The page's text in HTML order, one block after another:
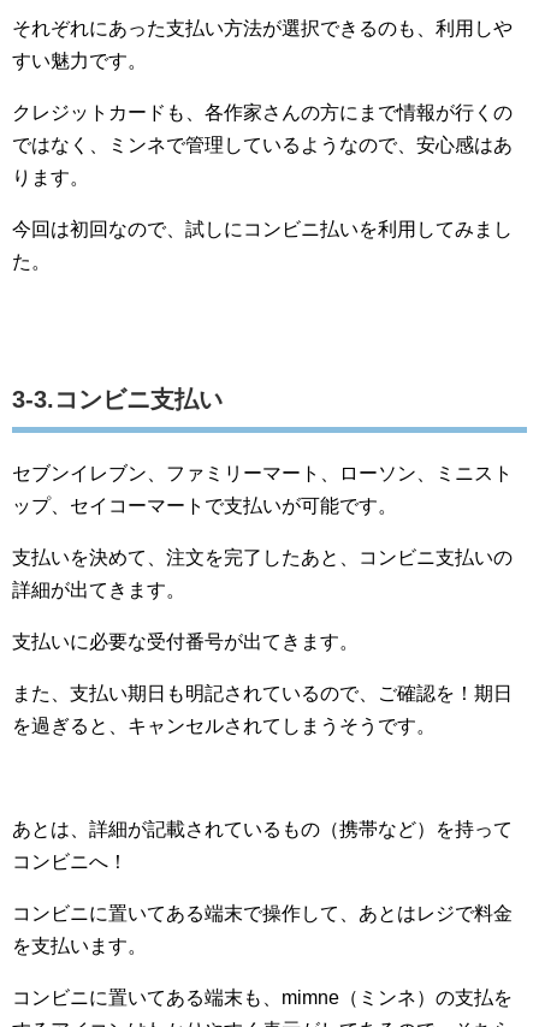
それぞれにあった支払い方法が選択できるのも、利用しや
すい魅力です。
クレジットカードも、各作家さんの方にまで情報が行くの
ではなく、ミンネで管理しているようなので、安心感はあ
ります。
今回は初回なので、試しにコンビニ払いを利用してみまし
た。
3-3.コンビニ支払い
セブンイレブン、ファミリーマート、ローソン、ミニスト
ップ、セイコーマートで支払いが可能です。
支払いを決めて、注文を完了したあと、コンビニ支払いの
詳細が出てきます。
支払いに必要な受付番号が出てきます。
また、支払い期日も明記されているので、ご確認を！期日
を過ぎると、キャンセルされてしまうそうです。
あとは、詳細が記載されているもの（携帯など）を持って
コンビニへ！
コンビニに置いてある端末で操作して、あとはレジで料金
を支払います。
コンビニに置いてある端末も、mimne（ミンネ）の支払を